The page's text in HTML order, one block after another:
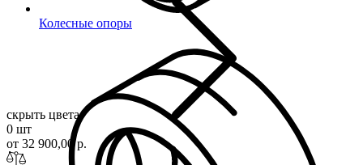
Колесные опоры
скрыть цвета
0 шт
от 32 900,00 р.